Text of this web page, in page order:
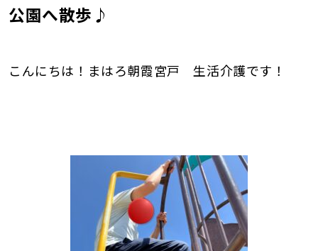
公園へ散歩♪
こんにちは！まはろ朝霞宮戸 生活介護です！